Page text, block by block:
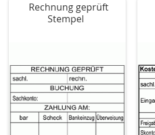
Rechnung geprüft
Stempel